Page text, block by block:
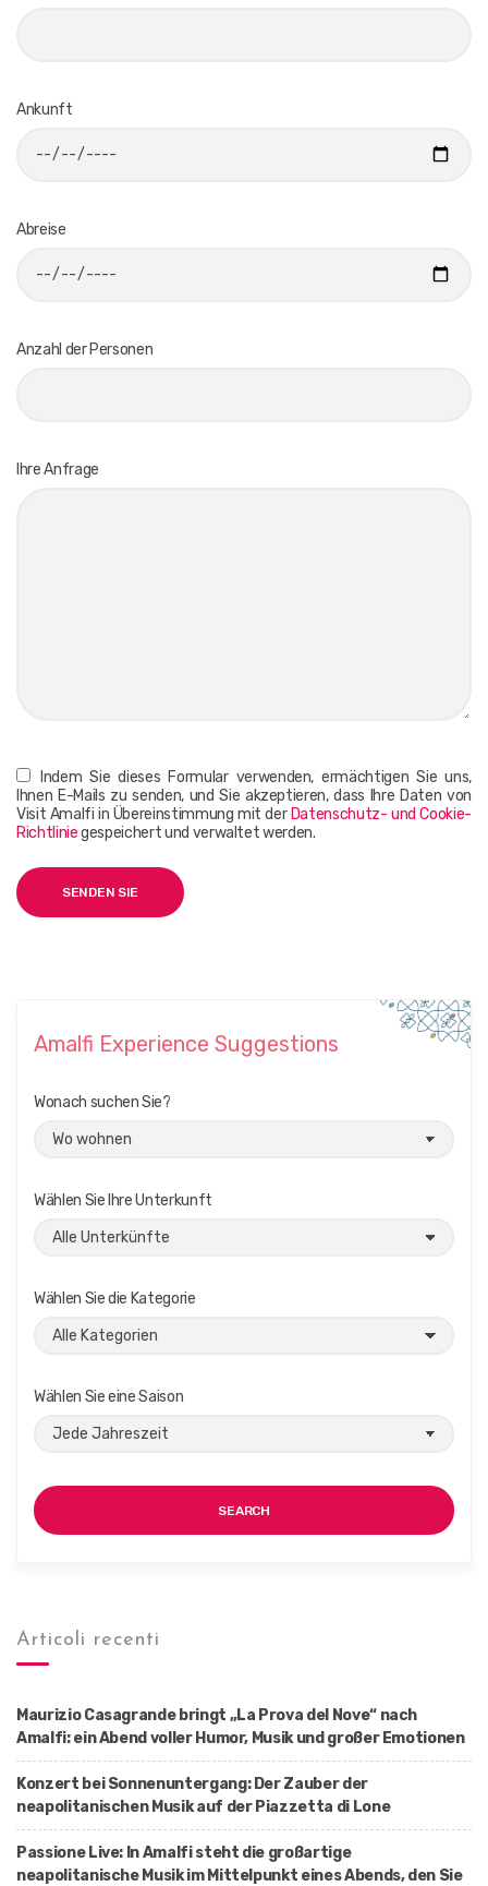
Ankunft
Abreise
Anzahl der Personen
Ihre Anfrage
Indem Sie dieses Formular verwenden, ermächtigen Sie uns,
Ihnen E-Mails zu senden, und Sie akzeptieren, dass Ihre Daten von
Visit Amalfi in Übereinstimmung mit der Datenschutz- und Cookie-
Richtliniegespeichert und verwaltet werden.
Amalfi Experience Suggestions
Wonach suchen Sie?
Wählen Sie Ihre Unterkunft
Wählen Sie die Kategorie
Wählen Sie eine Saison
SEARCH
Articoli recenti
Maurizio Casagrande bringt „La Prova del Nove“ nach
Amalfi: ein Abend voller Humor, Musik und großer Emotionen
Konzert bei Sonnenuntergang: Der Zauber der
neapolitanischen Musik auf der Piazzetta di Lone
Passione Live: In Amalfi steht die großartige
neapolitanische Musik im Mittelpunkt eines Abends, den Sie